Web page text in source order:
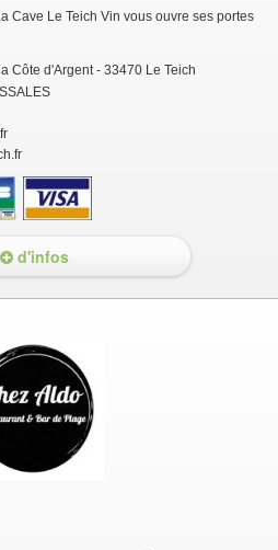
Cave Le Teich Vin vous ouvre ses portes
Côte d'Argent - 33470 Le Teich
d'infos